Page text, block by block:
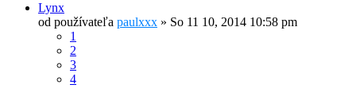
Lynx
od používateľa paulxxx » So 11 10, 2014 10:58 pm
1
2
3
4